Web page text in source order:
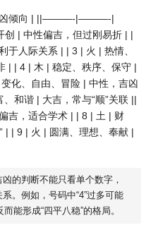
吉凶倾向 | ||———-|———-|
| 中性偏吉，但过刚易折 | |
于人际关系 | | 3 | 火 | 热情、
| | 4 | 木 | 稳定、秩序、保守 |
化、自由、冒险 | 中性，吉凶
和谐 | 大吉，常与“顺”关联 ||
吉，适合学术 | | 8 | 土 | 财
| | 9 | 火 | 圆满、理想、奉献 |
的判断不能只看单个数字，
。例如，号码中“4”过多可能
能形成“四平八稳”的格局。